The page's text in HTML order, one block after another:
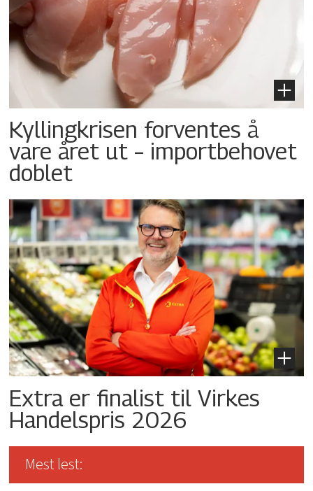
Kyllingkrisen forventes å
vare året ut – importbehovet
doblet
Extra er finalist til Virkes
Handelspris 2026
Mest lest: